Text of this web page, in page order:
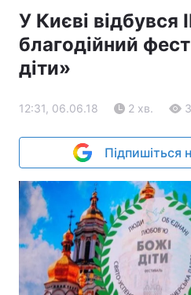
У Києві відбувся
благодійний
діти»
12:31, 06.06.18 2 хв.
Підпишіться